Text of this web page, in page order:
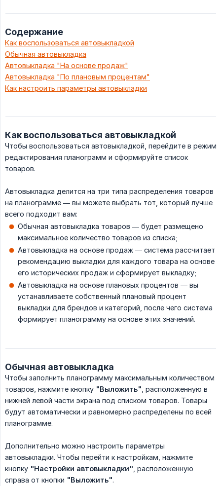
Содержание
Как воспользоваться автовыкладкой
Обычная автовыкладка
Автовыкладка "На основе продаж"
Автовыкладка "По плановым процентам"
Как настроить параметры автовыкладки
Как воспользоваться автовыкладкой
Чтобы воспользоваться автовыкладкой, перейдите в режим
редактирования планограмм и сформируйте список
товаров.
Автовыкладка делится на три типа распределения товаров
на планограмме — вы можете выбрать тот, который лучше
всего подходит вам:
Обычная автовыкладка товаров — будет размещено
максимальное количество товаров из списка;
Автовыкладка на основе продаж — система рассчитает
рекомендацию выкладки для каждого товара на основе
его исторических продаж и сформирует выкладку;
Автовыкладка на основе плановых процентов — вы
устанавливаете собственный плановый процент
выкладки для брендов и категорий, после чего система
формирует планограмму на основе этих значений.
Обычная автовыкладка
Чтобы заполнить планограмму максимальным количеством
товаров, нажмите кнопку "Выложить" , расположенную в
нижней левой части экрана под списком товаров. Товары
будут автоматически и равномерно распределены по всей
планограмме.
Дополнительно можно настроить параметры
автовыкладки. Чтобы перейти к настройкам, нажмите
кнопку "Настройки автовыкладки" , расположенную
справа от кнопки "Выложить".